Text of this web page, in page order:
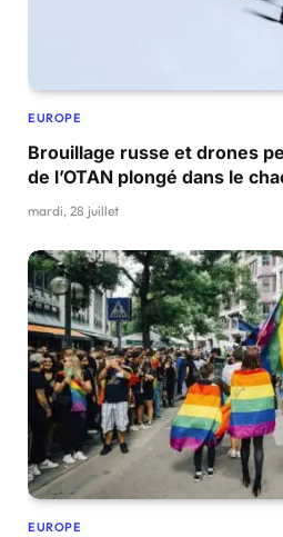
EUROPE
Brouillage russe et drones
de l’OTAN plongé dans le
mardi, 28 juillet
EUROPE